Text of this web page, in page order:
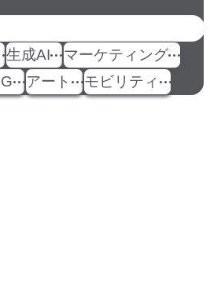
のkeyword
生成AI
マーケティング
アート モビリティ